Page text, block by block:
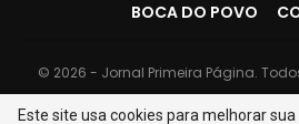
BOCA DO POVO
© 2026 - Jornal Primeira Página.
Este site usa cookies para melhorar